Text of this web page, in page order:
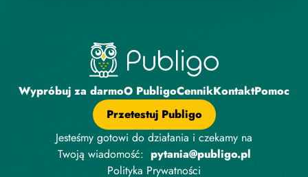
Wypróbuj za darmoO PubligoCennikKontaktPomoc
Przetestuj Publigo
Jesteśmy gotowi do działania i czekamy na
Twoją wiadomość: pytania@publigo.pl
Polityka Prywatności